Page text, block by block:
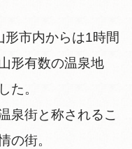
市内からは1時間
形有数の温泉地
た。
泉街と称されるこ
の街。